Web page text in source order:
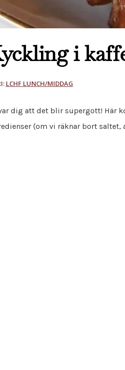
i
LCHF LUNCH/MIDDAG
dig att det blir supergott! Här
(om vi räknar bort saltet,